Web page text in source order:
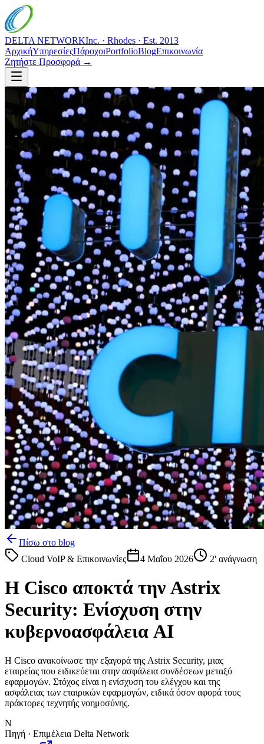
DELTA NETWORKInc. · Rhodes · Est. 2013
ΑρχικήΥπηρεσίεςΠάροχοιPortfolioBlogΕπικοινωνία
Ζητήστε Προσφορά →
Πίσω στο blog
Cloud VoIP & Επικοινωνίες
4 Μαΐου 2026 2' ανάγνωση
Η Cisco αποκτά την Astrix
Security: Ενίσχυση στην
κυβερνοασφάλεια AI
Η Cisco ανακοίνωσε την εξαγορά της Astrix Security, μιας
εταιρείας που ειδικεύεται στην ασφάλεια συνδέσεων μεταξύ
εφαρμογών. Στόχος είναι η ενίσχυση του ελέγχου και της
ασφάλειας των εταιρικών εφαρμογών, ειδικά όσον αφορά τους
πράκτορες τεχνητής νοημοσύνης.
N
Πηγή · Επιμέλεια Delta Network